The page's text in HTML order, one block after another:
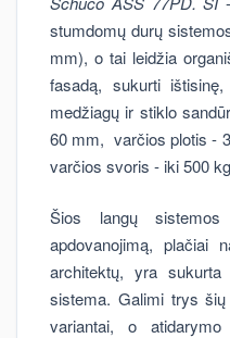
stumdomų durų
mm), o tai leidžia
fasadą, sukurti
medžiagų ir stiklo
60 mm, varčios plotis -
varčios svoris - iki 500
Šios langų
apdovanojimą, plačiai
architektų, yra sukurta
sistema. Galimi trys
variantai, o